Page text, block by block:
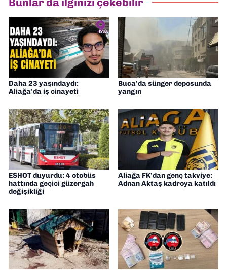
Daha 23 yaşındaydı:
Aliağa’da iş cinayeti
Buca’da sünger deposunda
yangın
ESHOT duyurdu: 4 otobüs
hattında geçici güzergah
değişikliği
Aliağa FK’dan genç takviye:
Adnan Aktaş kadroya katıldı